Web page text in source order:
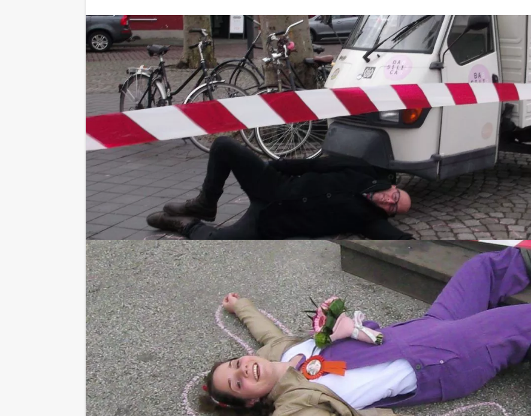
Programma – indicatie:
13.00 – 14.00 Voorgerecht
14.00 – 15.00 Flikken game deel 1
15.00 – 16.00 Hoofdgerecht
16.00 – 17.00 Flikken game deel 2
17.00 – 18:00 Nagerecht